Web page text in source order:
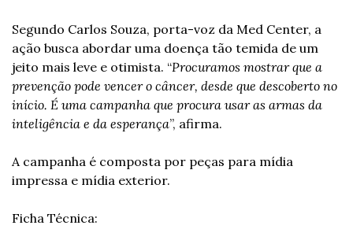
Segundo Carlos Souza, porta-voz da Med Center, a
ação busca abordar uma doença tão temida de um
jeito mais leve e otimista. “Procuramos mostrar que a
prevenção pode vencer o câncer, desde que descoberto no
início. É uma campanha que procura usar as armas da
inteligência e da esperança”, afirma.
A campanha é composta por peças para mídia
impressa e mídia exterior.
Ficha Técnica: